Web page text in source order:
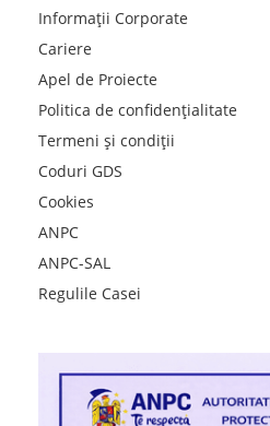
Informații Corporate
Cariere
Apel de Proiecte
Politica de confidențialitate
Termeni și condiții
Coduri GDS
Cookies
ANPC
ANPC-SAL
Regulile Casei